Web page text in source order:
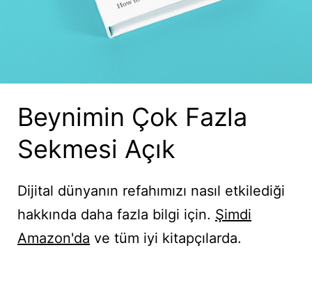
Beynimin Çok Fazla
Sekmesi Açık
Dijital dünyanın refahımızı nasıl etkilediği
hakkında daha fazla bilgi için. Şimdi
Amazon'da ve tüm iyi kitapçılarda.